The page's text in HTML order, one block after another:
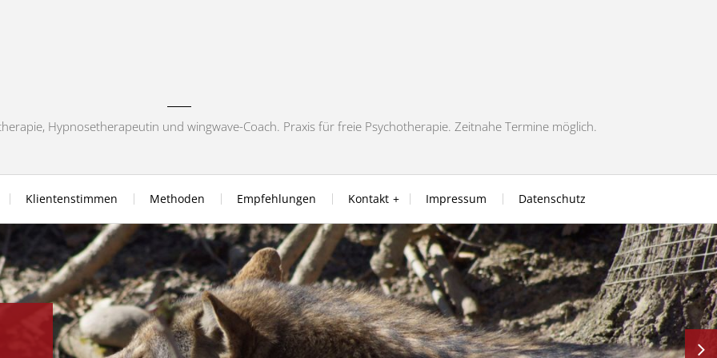
Hypnosetherapeutin und wingwave-Coach. Praxis für freie Psychotherapie. Zeitnahe Termine möglich.
Klientenstimmen Methoden Empfehlungen Kontakt Impressum Datenschutz